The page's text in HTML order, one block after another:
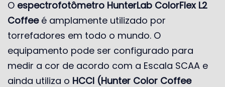
O espectrofotômetro HunterLab ColorFlex L2
Coffeeé amplamente utilizado por
torrefadores em todo o mundo. O
equipamento pode ser configurado para
medir a cor de acordo com a Escala SCAA e
ainda utiliza o HCCI (Hunter Color Coffee